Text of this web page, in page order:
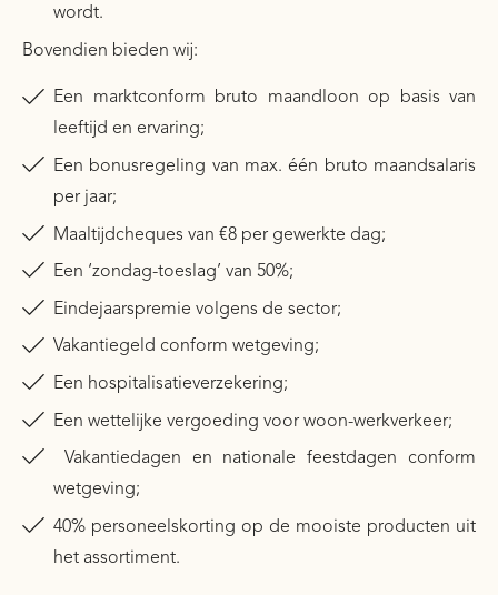
wordt.
Bovendien bieden wij:
Een marktconform bruto maandloon op basis van
leeftijd en ervaring;
Een bonusregeling van max. één bruto maandsalaris
per jaar;
Maaltijdcheques van €8 per gewerkte dag;
Een ‘zondag-toeslag’ van 50%;
Eindejaarspremie volgens de sector;
Vakantiegeld conform wetgeving;
Een hospitalisatieverzekering;
Een wettelijke vergoeding voor woon-werkverkeer;
Vakantiedagen en nationale feestdagen conform
wetgeving;
40% personeelskorting op de mooiste producten uit
het assortiment.